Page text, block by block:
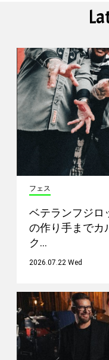
フェス
ベテランフジロ
の作り手までカ
ク…
2026.07.22 Wed